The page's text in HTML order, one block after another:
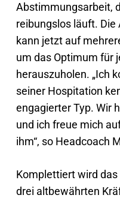
Abstimmungsarbeit,
reibungslos läuft. Die
kann jetzt auf
um das Optimum für
herauszuholen. „Ich
seiner Hospitation
engagierter Typ. Wir
und ich freue mich
ihm“, so Headcoach
Komplettiert wird
drei altbewährten